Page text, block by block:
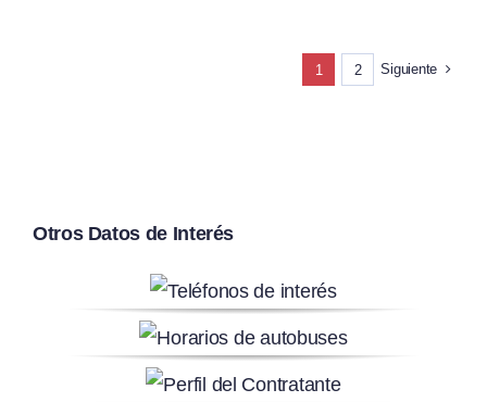
1 2 Siguiente
Otros Datos de Interés